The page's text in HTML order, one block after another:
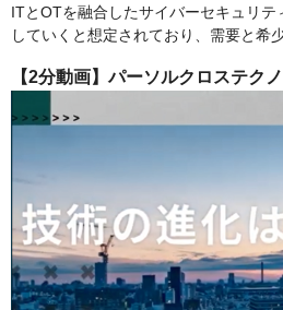
ITとOTを融合したサイバーセキュリ
していくと想定されており、需要と希
【2分動画】パーソルクロステク